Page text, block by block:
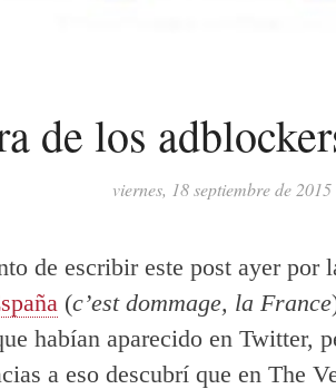
de los
viernes, 18 septiembre de 2015
de escribir este post ayer por
(c’est dommage, la France
habían aparecido en Twitter,
a eso descubrí que en The